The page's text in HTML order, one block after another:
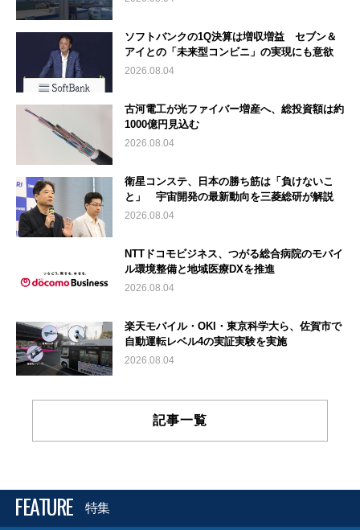
ソフトバンクの1Q決算は増収増益 セブン＆
アイとの「未来型コンビニ」の実現にも意欲
2026.08.04
古河電工が光ファイバー増産へ、総投資額は約
1000億円見込む
2026.08.04
衛星コンステ、日本の勝ち筋は「負けないこ
と」 宇宙開発の最新動向を三菱総研が解説
2026.08.04
NTTドコモビジネス、つがる総合病院のモバイ
ル環境整備と地域医療DXを推進
2026.08.04
楽天モバイル・OKI・東京科学大ら、佐賀市で
自動運転レベル4の実証実験を実施
2026.08.04
記事一覧
FEATURE 特集